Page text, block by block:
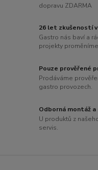
dopravu ZDARMA
26 let zkušeností
Gastro nás baví a
projekty
Pouze prověřené
Prodáváme
gastro provozech.
Odborná montáž a
U produktů z
servis.